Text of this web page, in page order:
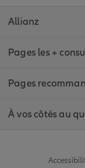
Allianz
Pages les +
Pages
À vos côtés au